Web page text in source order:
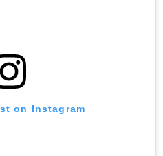
on Instagram